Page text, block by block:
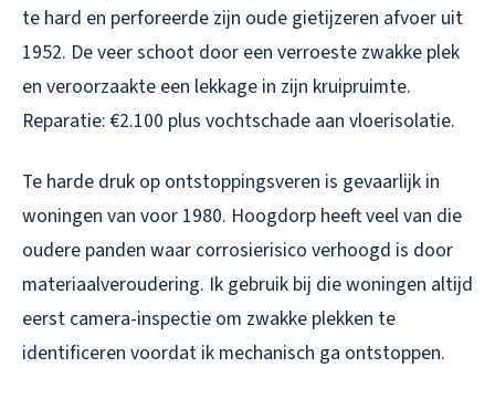
te hard en perforeerde zijn oude gietijzeren afvoer uit
1952. De veer schoot door een verroeste zwakke plek
en veroorzaakte een lekkage in zijn kruipruimte.
Reparatie: €2.100 plus vochtschade aan vloerisolatie.
Te harde druk op ontstoppingsveren is gevaarlijk in
woningen van voor 1980. Hoogdorp heeft veel van die
oudere panden waar corrosierisico verhoogd is door
materiaalveroudering. Ik gebruik bij die woningen altijd
eerst camera-inspectie om zwakke plekken te
identificeren voordat ik mechanisch ga ontstoppen.